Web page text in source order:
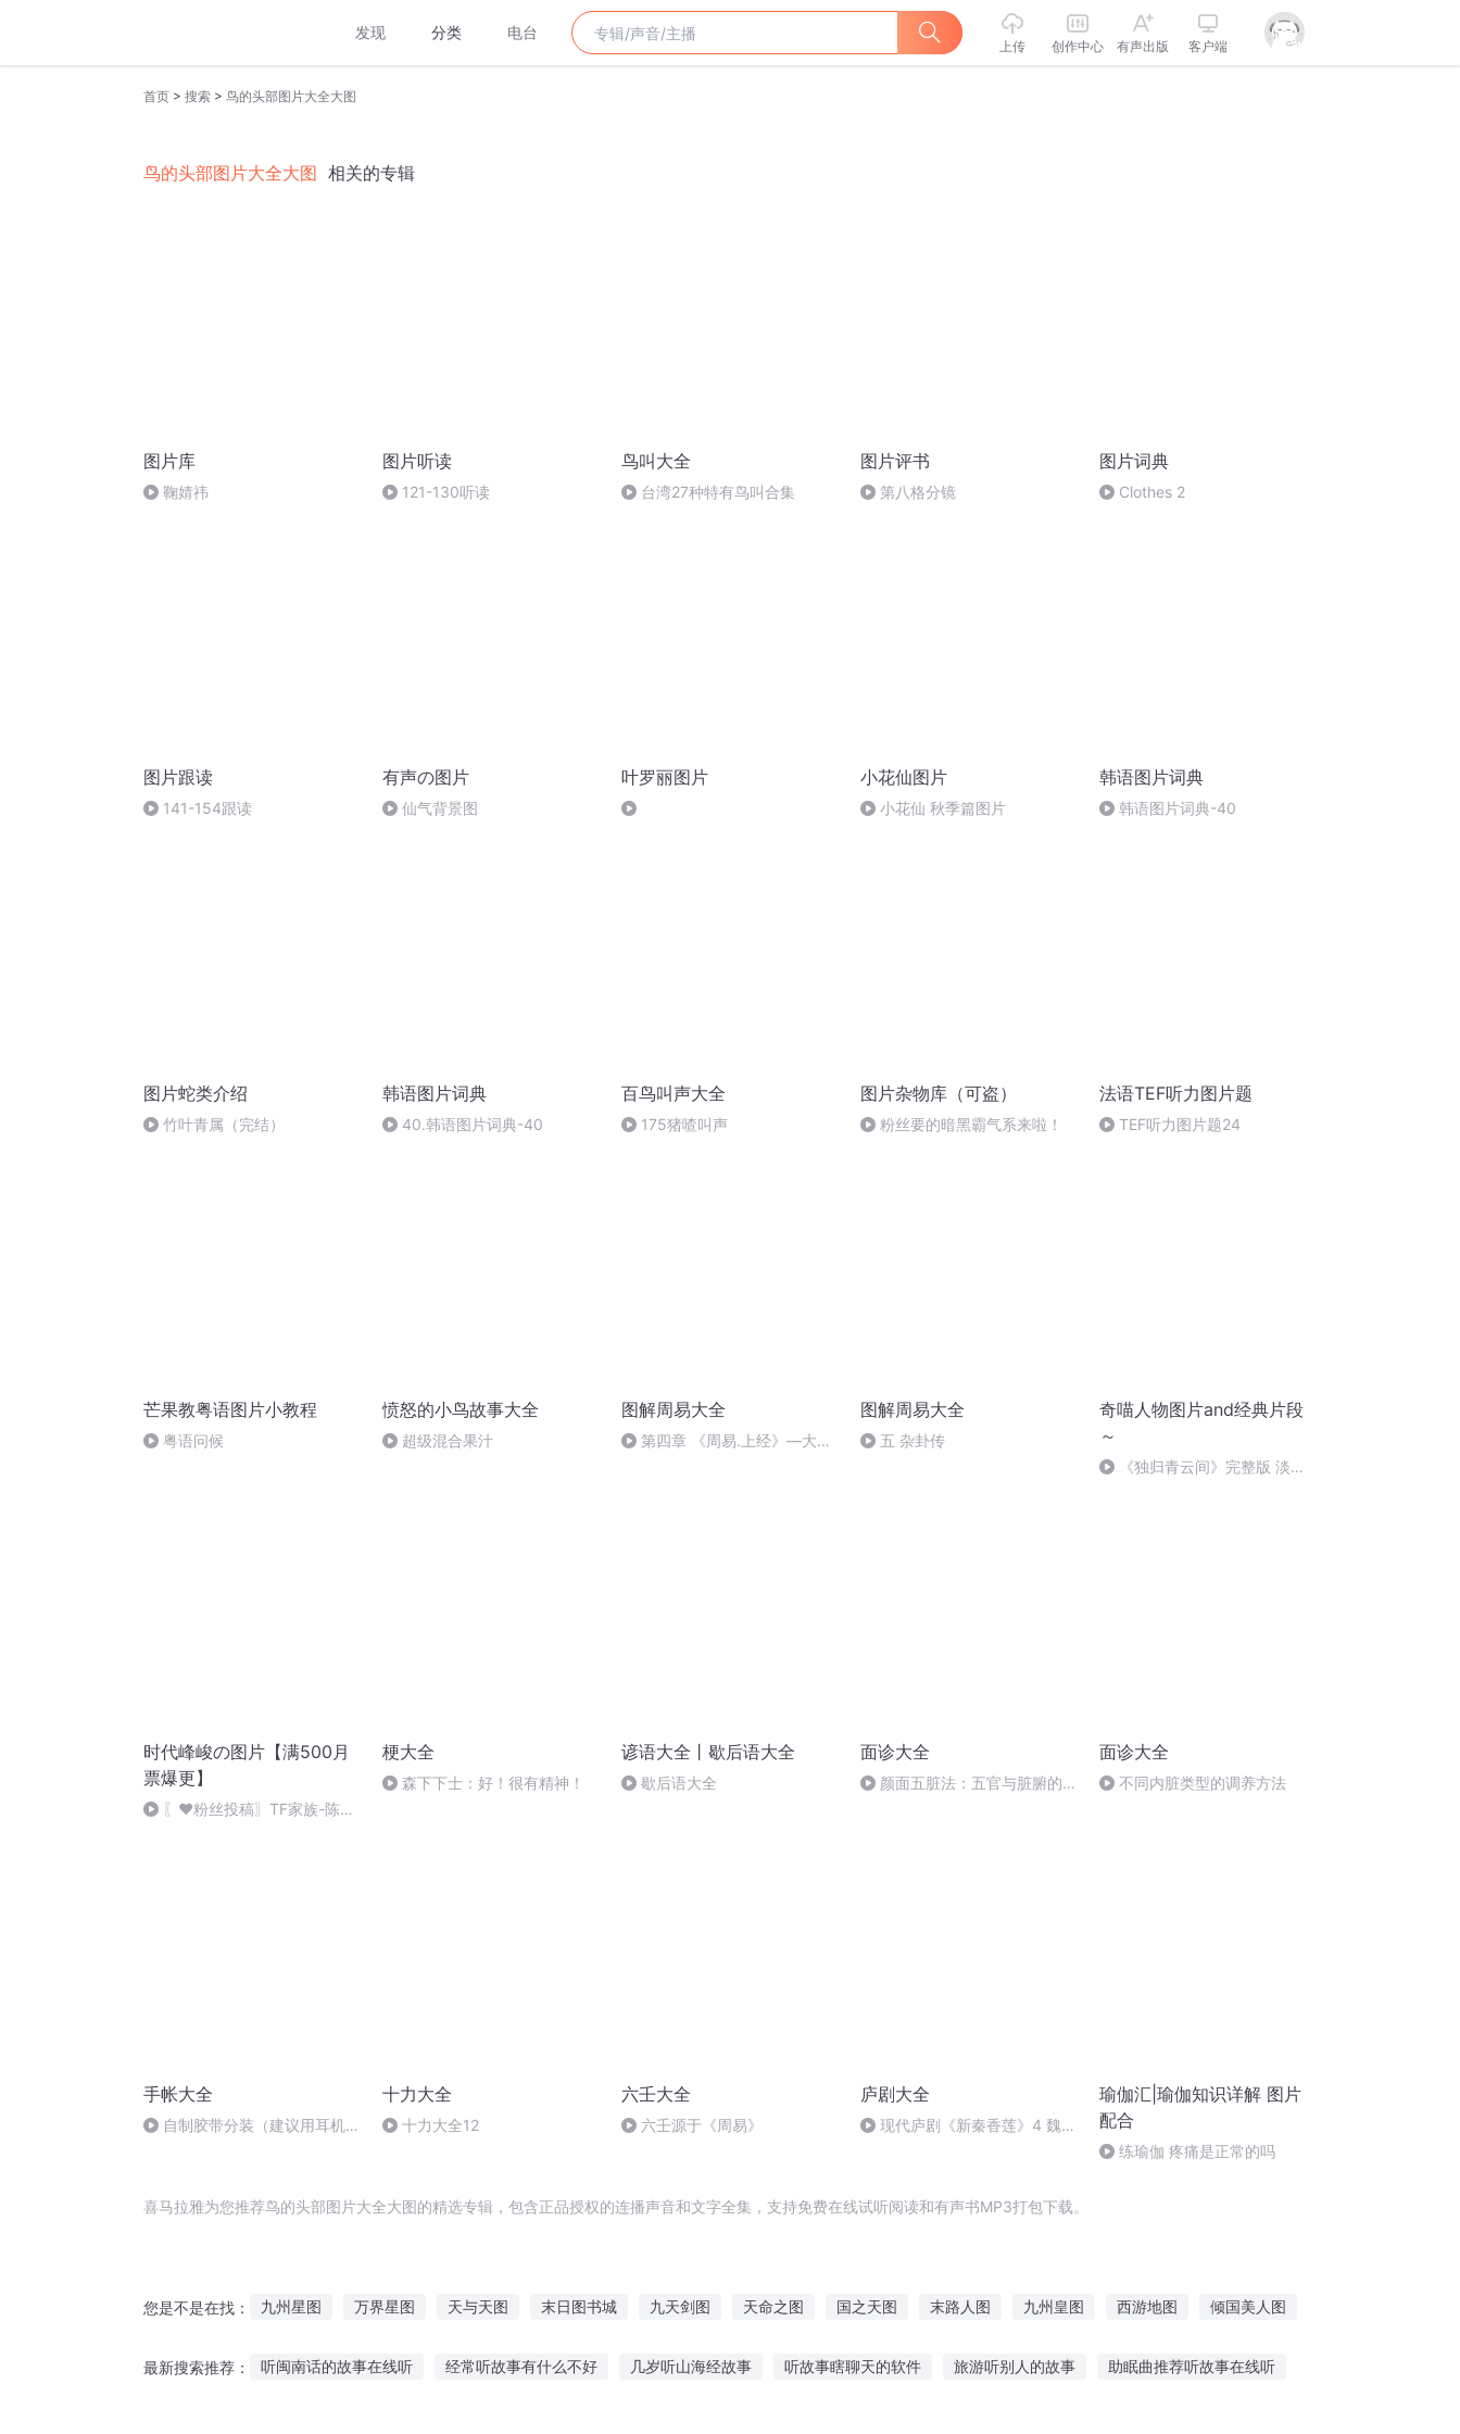
发现 分类 电台
上传 创作中心 有声出版 客户端
首页 > 搜索 > 鸟的头部图片大全大图
鸟的头部图片大全大图 相关的专辑
图片库
鞠婧祎
图片听读
121-130听读
鸟叫大全
台湾27种特有鸟叫合集
图片评书
第八格分镜
图片词典
Clothes 2
图片跟读
141-154跟读
有声の图片
仙气背景图
叶罗丽图片 小花仙图片
小花仙 秋季篇图片
韩语图片词典
韩语图片词典-40
图片蛇类介绍
竹叶青属（完结）
韩语图片词典
40.韩语图片词典-40
百鸟叫声大全
175猪喳叫声
图片杂物库（可盗）
粉丝要的暗黑霸气系来啦！
法语TEF听力图片题
TEF听力图片题24
芒果教粤语图片小教程
粤语问候
愤怒的小鸟故事大全
超级混合果汁
图解周易大全
第四章 《周易.上经》—大畜
图解周易大全
五 杂卦传
奇喵人物图片and经典片段
～
《独归青云间》完整版 淡淡
时代峰峻の图片【满500月
票爆更】
〖❤️粉丝投稿〗TF家族-陈思
梗大全
森下下士：好！很有精神！
谚语大全丨歇后语大全
歇后语大全
面诊大全
颜面五脏法：五官与脏腑的对
面诊大全
不同内脏类型的调养方法
手帐大全
自制胶带分装（建议用耳机观
十力大全
十力大全12
六壬大全
六壬源于《周易》
庐剧大全
现代庐剧《新秦香莲》4 魏晓
瑜伽汇|瑜伽知识详解 图片
配合
练瑜伽 疼痛是正常的吗
喜马拉雅为您推荐鸟的头部图片大全大图的精选专辑，包含正品授权的连播声音和文字全集，支持免费在线试听阅读和有声书MP3打包下载。
您是不是在找： 九州星图 万界星图 天与天图 末日图书城 九天剑图 天命之图 国之天图 末路人图 九州皇图 西游地图 倾国美人图
最新搜索推荐： 听闽南话的故事在线听 经常听故事有什么不好 几岁听山海经故事 听故事瞎聊天的软件 旅游听别人的故事 助眠曲推荐听故事在线听